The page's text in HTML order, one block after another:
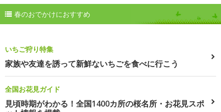
春のおでかけにおすすめ
いちご狩り特集
家族や友達を誘って新鮮ないちごを食べに行こう
全国お花見ガイド
見頃時期がわかる！全国1400カ所の桜名所・お花見スポ